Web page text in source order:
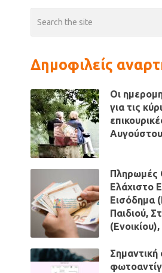
Δημοφιλείς
Οι
για τις
Ελάχιστο
Εισόδημα
Παιδιού,
Σημαντική